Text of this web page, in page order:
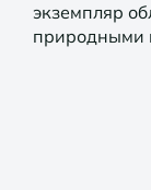
экземпляр
природными